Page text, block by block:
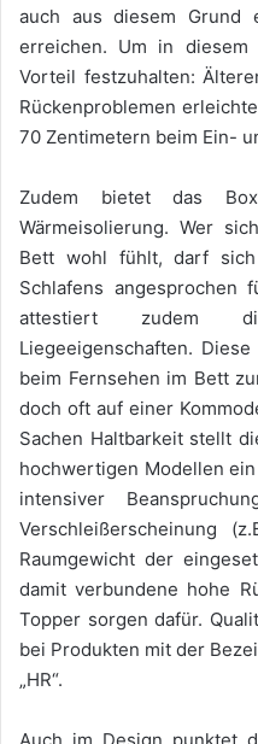
auch aus diesem Grund
erreichen. Um in diesem
Vorteil festzuhalten:
Rückenproblemen
70 Zentimetern beim Ein-
Zudem bietet das
Wärmeisolierung. Wer
Bett wohl fühlt, darf
Schlafens angesprochen
attestiert zudem
Liegeeigenschaften.
beim Fernsehen im Bett
doch oft auf einer
Sachen Haltbarkeit stellt
hochwertigen Modellen
intensiver
Verschleißerscheinung
Raumgewicht der
damit verbundene hohe
Topper sorgen dafür.
bei Produkten mit der
„HR“.